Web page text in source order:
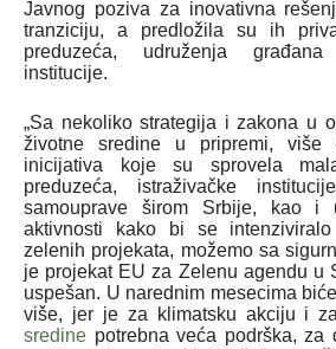
Javnog poziva za inovativna
tranziciju, a predložila su ih
preduzeća, udruženja
institucije.
„Sa nekoliko strategija i zakona u
životne sredine u pripremi,
inicijativa koje su sprovela
preduzeća, istraživačke
samouprave širom Srbije, kao i
aktivnosti kako bi se intenziviralo
zelenih projekata, možemo sa
je projekat EU za Zelenu agendu u
uspešan. U narednim mesecima
više, jer je za klimatsku akciju i
sredine potrebna veća podrška, za